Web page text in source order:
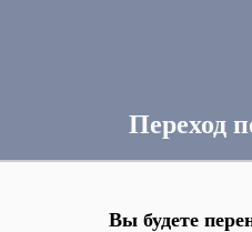
Переход
Вы будете